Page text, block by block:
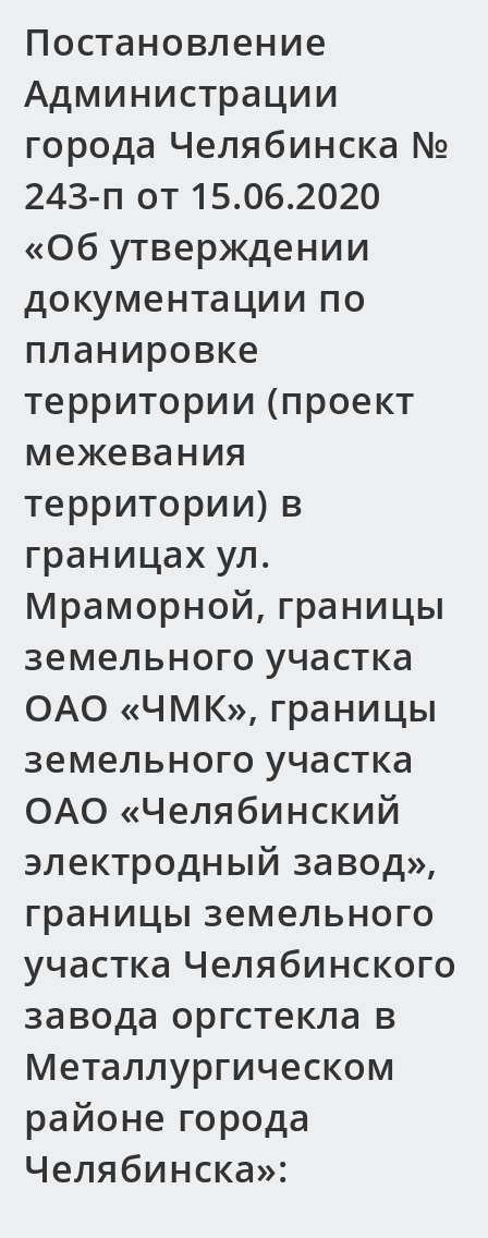
Постановление
Администрации
города Челябинска №
243-п от 15.06.2020
«Об утверждении
документации по
планировке
территории (проект
межевания
территории) в
границах ул.
Мраморной, границы
земельного участка
ОАО «ЧМК», границы
земельного участка
ОАО «Челябинский
электродный завод»,
границы земельного
участка Челябинского
завода оргстекла в
Металлургическом
районе города
Челябинска»: